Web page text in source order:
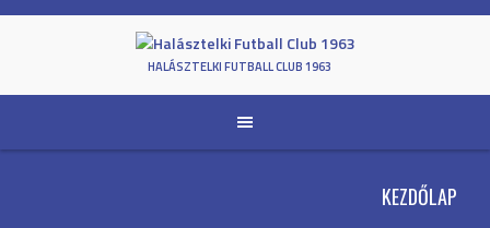
Skip
HALÁSZTELKI FUTBALL CLUB 1963
KEZDŐLAP